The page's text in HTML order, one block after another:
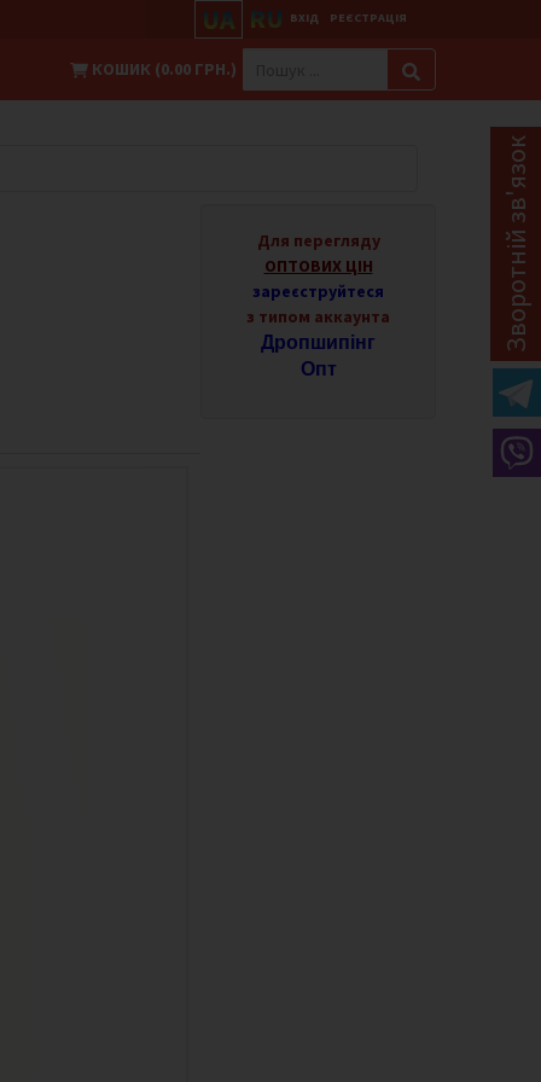
UA RU ВХІД РЕЄСТРАЦІЯ
КОШИК (0.00 ГРН.)
Зворотній зв'язок
Для перегляду
ОПТОВИХ ЦІН
зареєструйтеся
з типом аккаунта
Дропшипінг
Опт